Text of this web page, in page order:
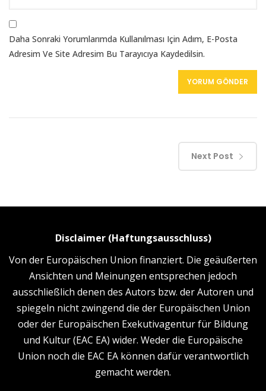
Daha Sonraki Yorumlarımda Kullanılması Için Adım, E-Posta
Adresim Ve Site Adresim Bu Tarayıcıya Kaydedilsin.
Next Post
Disclaimer (Haftungsausschluss)
Von der Europäischen Union finanziert. Die geäußerten
Ansichten und Meinungen entsprechen jedoch
ausschließlich denen des Autors bzw. der Autoren und
spiegeln nicht zwingend die der Europäischen Union
oder der Europäischen Exekutivagentur für Bildung
und Kultur (EAC EA) wider. Weder die Europäische
Union noch die EAC EA können dafür verantwortlich
gemacht werden.